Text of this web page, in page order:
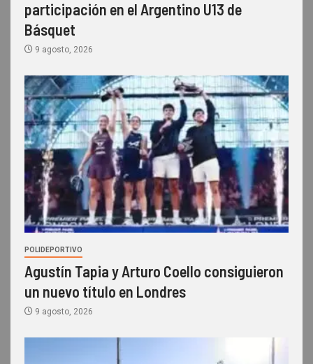
participación en el Argentino U13 de
Básquet
9 agosto, 2026
POLIDEPORTIVO
Agustín Tapia y Arturo Coello consiguieron
un nuevo título en Londres
9 agosto, 2026